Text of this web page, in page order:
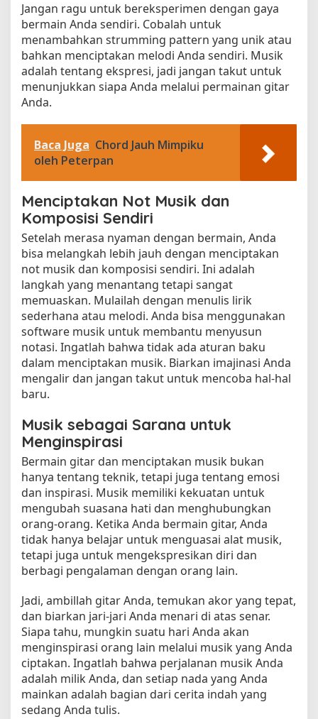
Jangan ragu untuk bereksperimen dengan gaya
bermain Anda sendiri. Cobalah untuk
menambahkan strumming pattern yang unik atau
bahkan menciptakan melodi Anda sendiri. Musik
adalah tentang ekspresi, jadi jangan takut untuk
menunjukkan siapa Anda melalui permainan gitar
Anda.
Baca Juga Chord Jauh Mimpiku
oleh Peterpan
Menciptakan Not Musik dan
Komposisi Sendiri
Setelah merasa nyaman dengan bermain, Anda
bisa melangkah lebih jauh dengan menciptakan
not musik dan komposisi sendiri. Ini adalah
langkah yang menantang tetapi sangat
memuaskan. Mulailah dengan menulis lirik
sederhana atau melodi. Anda bisa menggunakan
software musik untuk membantu menyusun
notasi. Ingatlah bahwa tidak ada aturan baku
dalam menciptakan musik. Biarkan imajinasi Anda
mengalir dan jangan takut untuk mencoba hal-hal
baru.
Musik sebagai Sarana untuk
Menginspirasi
Bermain gitar dan menciptakan musik bukan
hanya tentang teknik, tetapi juga tentang emosi
dan inspirasi. Musik memiliki kekuatan untuk
mengubah suasana hati dan menghubungkan
orang-orang. Ketika Anda bermain gitar, Anda
tidak hanya belajar untuk menguasai alat musik,
tetapi juga untuk mengekspresikan diri dan
berbagi pengalaman dengan orang lain.
Jadi, ambillah gitar Anda, temukan akor yang tepat,
dan biarkan jari-jari Anda menari di atas senar.
Siapa tahu, mungkin suatu hari Anda akan
menginspirasi orang lain melalui musik yang Anda
ciptakan. Ingatlah bahwa perjalanan musik Anda
adalah milik Anda, dan setiap nada yang Anda
mainkan adalah bagian dari cerita indah yang
sedang Anda tulis.